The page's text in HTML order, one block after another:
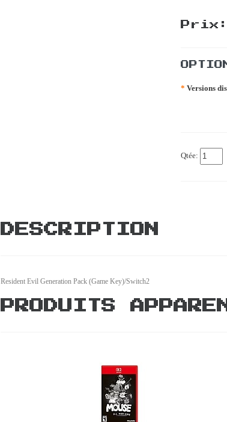
Prix:
* Versions
Qtée:
DESCRIPTION
Resident Evil Generation Pack (Game Key)/Switch2
PRODUITS